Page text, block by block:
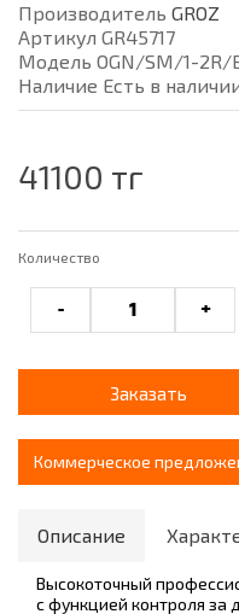
Производитель GROZ
Артикул GR45717
Модель OGN/SM/1-2R/
Наличие Есть в
41100 тг
Количество
- +
Заказать
Коммерческое
Описание
Высокоточный
с функцией контроля за